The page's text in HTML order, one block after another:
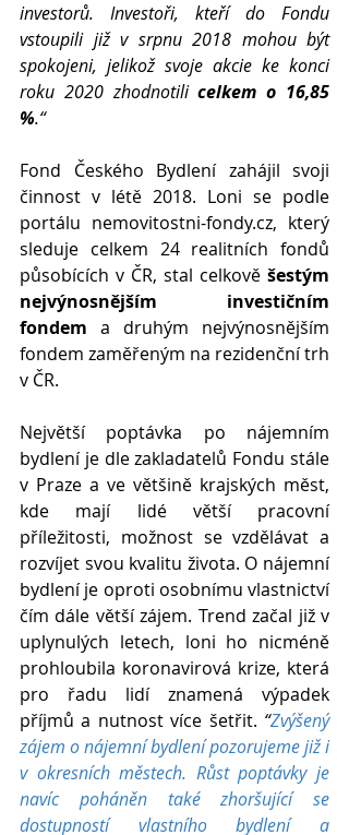
investorů. Investoři, kteří do Fondu
vstoupili již v srpnu 2018 mohou být
spokojeni, jelikož svoje akcie ke konci
roku 2020 zhodnotili celkem o 16,85
%.“
Fond Českého Bydlení zahájil svoji
činnost v létě 2018. Loni se podle
portálu nemovitostni-fondy.cz, který
sleduje celkem 24 realitních fondů
působících v ČR, stal celkově šestým
nejvýnosnějším investičním
fondem a druhým nejvýnosnějším
fondem zaměřeným na rezidenční trh
v ČR.
Největší poptávka po nájemním
bydlení je dle zakladatelů Fondu stále
v Praze a ve většině krajských měst,
kde mají lidé větší pracovní
příležitosti, možnost se vzdělávat a
rozvíjet svou kvalitu života. O nájemní
bydlení je oproti osobnímu vlastnictví
čím dále větší zájem. Trend začal již v
uplynulých letech, loni ho nicméně
prohloubila koronavirová krize, která
pro řadu lidí znamená výpadek
příjmů a nutnost více šetřit. “Zvýšený
zájem o nájemní bydlení pozorujeme již i
v okresních městech. Růst poptávky je
navíc poháněn také zhoršující se
dostupností vlastního bydlení a